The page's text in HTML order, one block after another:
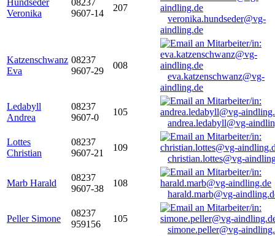
Hundseder
Veronika
08237
9607-14
207
veronika.hundseder@vg-
aindling.de
Katzenschwanz
Eva
08237
9607-29
008
eva.katzenschwanz@vg-
aindling.de
Ledabyll
Andrea
08237
9607-0
105
andrea.ledabyll@vg-
Lottes
Christian
08237
9607-21
109
christian.lottes@vg-
Marb Harald
08237
9607-38
108
harald.marb@vg-
Peller Simone
08237
959156
105
simone.peller@vg-